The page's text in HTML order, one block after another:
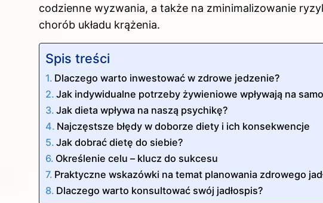
codzienne wyzwania, a także na zminimalizowanie
chorób układu krążenia.
Spis treści
Dlaczego warto inwestować w zdrowe jedzenie?
Jak indywidualne potrzeby żywieniowe wpływają na
Jak dieta wpływa na naszą psychikę?
Najczęstsze błędy w doborze diety i ich konsekwencje
Jak dobrać dietę do siebie?
Określenie celu – klucz do sukcesu
Praktyczne wskazówki na temat planowania zdrowego
Dlaczego warto konsultować swój jadłospis?